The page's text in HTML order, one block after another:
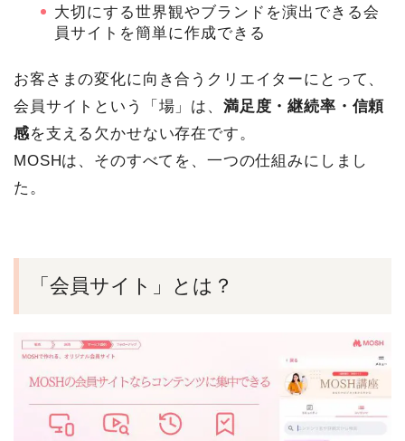
大切にする世界観やブランドを演出できる会
員サイトを簡単に作成できる
お客さまの変化に向き合うクリエイターにとって、
会員サイトという「場」は、 満足度・継続率・信頼
感を支える欠かせない存在です。
MOSHは、そのすべてを、一つの仕組みにしまし
た。
「会員サイト」とは？